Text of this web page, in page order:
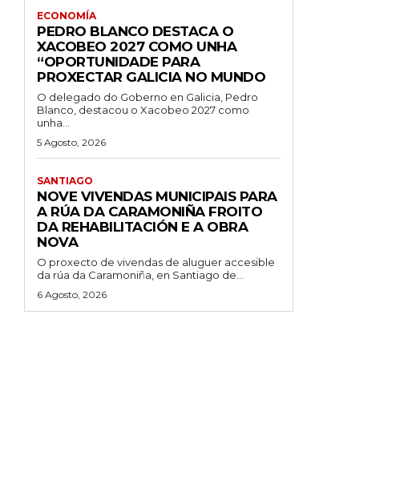
ECONOMÍA
PEDRO BLANCO DESTACA O
XACOBEO 2027 COMO UNHA
“OPORTUNIDADE PARA
PROXECTAR GALICIA NO MUNDO
O delegado do Goberno en Galicia, Pedro
Blanco, destacou o Xacobeo 2027 como
unha...
5 Agosto, 2026
SANTIAGO
NOVE VIVENDAS MUNICIPAIS PARA
A RÚA DA CARAMONIÑA FROITO
DA REHABILITACIÓN E A OBRA
NOVA
O proxecto de vivendas de aluguer accesible
da rúa da Caramoniña, en Santiago de...
6 Agosto, 2026